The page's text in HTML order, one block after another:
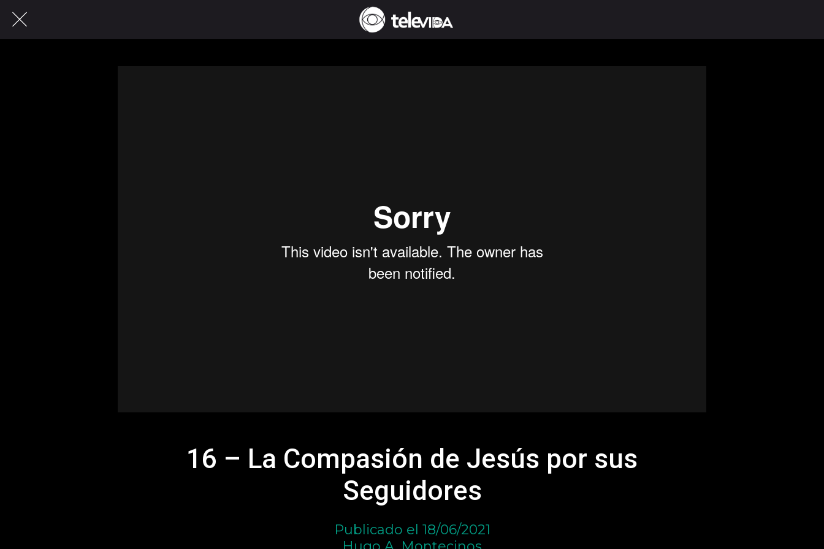
16 – La Compasión de Jesús por sus
Seguidores
Publicado el 18/06/2021